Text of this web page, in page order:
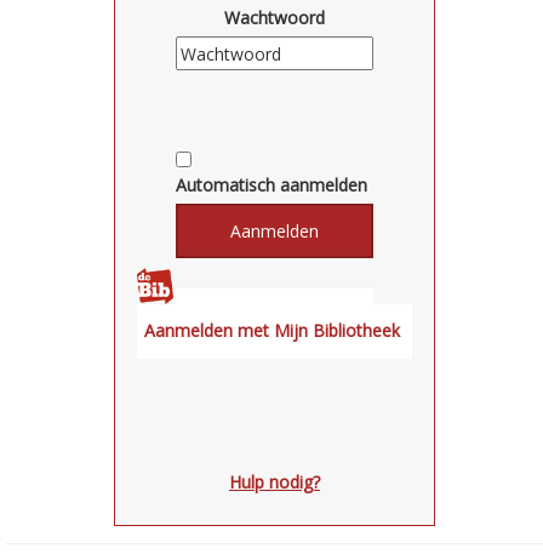
Wachtwoord
Automatisch aanmelden
Hulp nodig?